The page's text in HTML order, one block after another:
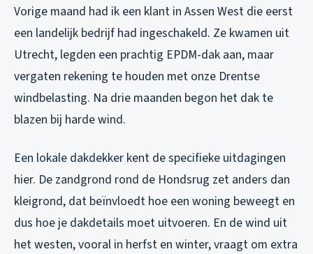
Vorige maand had ik een klant in Assen West die eerst
een landelijk bedrijf had ingeschakeld. Ze kwamen uit
Utrecht, legden een prachtig EPDM-dak aan, maar
vergaten rekening te houden met onze Drentse
windbelasting. Na drie maanden begon het dak te
blazen bij harde wind.
Een lokale dakdekker kent de specifieke uitdagingen
hier. De zandgrond rond de Hondsrug zet anders dan
kleigrond, dat beïnvloedt hoe een woning beweegt en
dus hoe je dakdetails moet uitvoeren. En de wind uit
het westen, vooral in herfst en winter, vraagt om extra